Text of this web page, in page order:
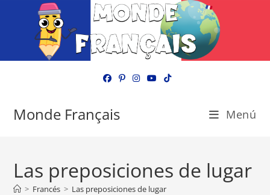
Monde Français Menú
Las preposiciones de lugar
> Francés > Las preposiciones de lugar